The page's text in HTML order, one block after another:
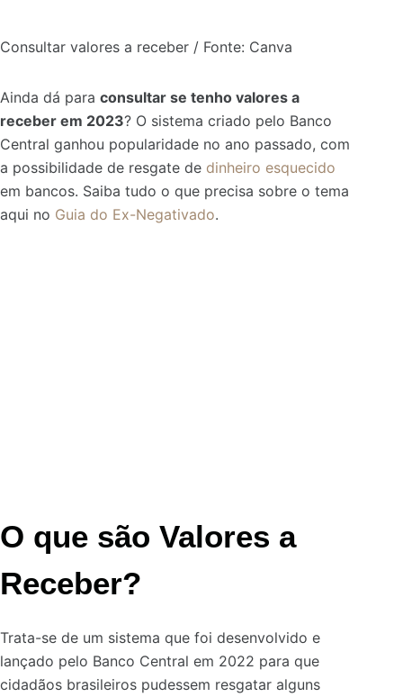
Consultar valores a receber / Fonte: Canva
Ainda dá para consultar se tenho valores a
receber em 2023? O sistema criado pelo Banco
Central ganhou popularidade no ano passado, com
a possibilidade de resgate de dinheiro esquecido
em bancos. Saiba tudo o que precisa sobre o tema
aqui no Guia do Ex-Negativado.
O que são Valores a
Receber?
Trata-se de um sistema que foi desenvolvido e
lançado pelo Banco Central em 2022 para que
cidadãos brasileiros pudessem resgatar alguns